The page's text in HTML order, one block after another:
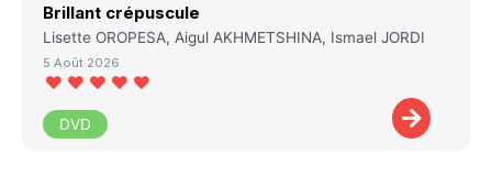
Brillant crépuscule
Lisette OROPESA, Aigul AKHMETSHINA, Ismael JORDI
5 Août 2026
DVD